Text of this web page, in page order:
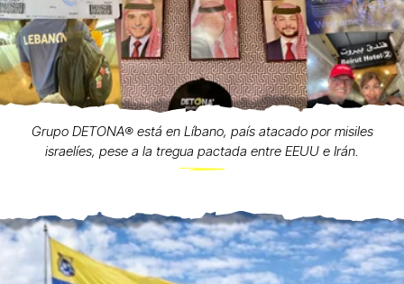
Grupo DETONA®️ está en Líbano, país atacado por misiles
israelíes, pese a la tregua pactada entre EEUU e Irán.